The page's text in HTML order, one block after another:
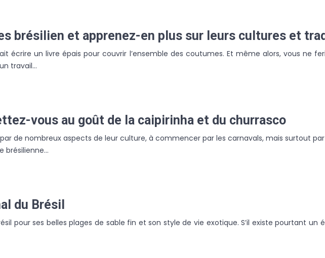
brésilien et apprenez-en plus sur leurs cultures et
écrire un livre épais pour couvrir l’ensemble des coutumes. Et même alors, vous ne
travail…
vous au goût de la caipirinha et du churrasco
de nombreux aspects de leur culture, à commencer par les carnavals, mais surtout
brésilienne…
du Brésil
pour ses belles plages de sable fin et son style de vie exotique. S’il existe pourtant un